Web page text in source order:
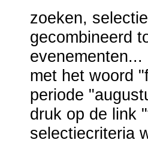
zoeken,
gecombineerd
evenementen...
met het woord
periode
druk op de link
selectiecriteria